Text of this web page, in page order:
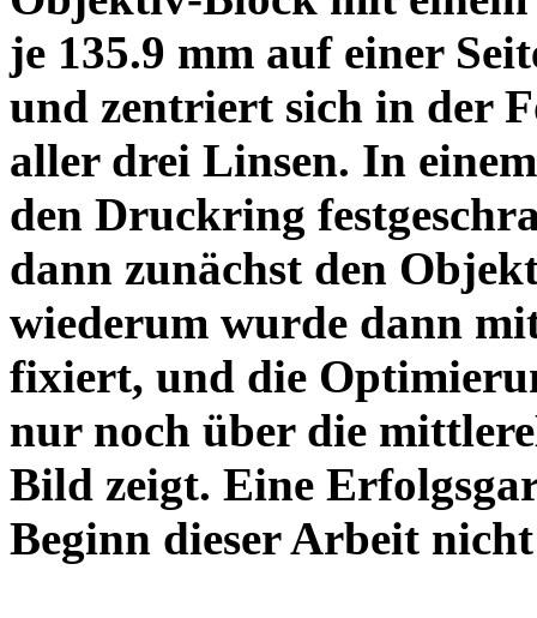
je 135.9 mm auf einer
und zentriert sich in der
aller drei Linsen. In
den Druckring
dann zunächst den
wiederum wurde dann
fixiert, und die
nur noch über die
Bild zeigt. Eine
Beginn dieser Arbeit